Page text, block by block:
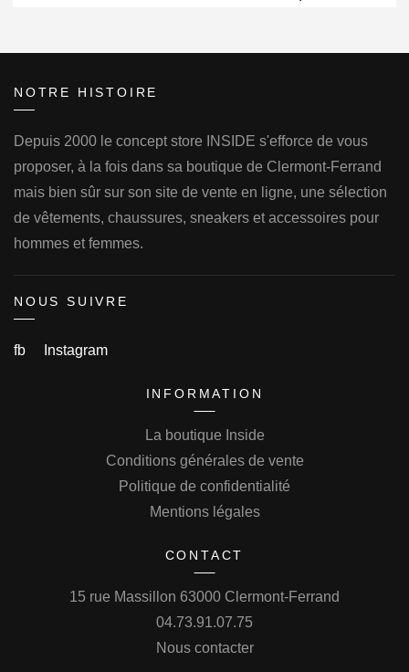
NOTRE HISTOIRE
Depuis 2000 le concept store INSIDE s'efforce de vous
proposer, à la fois dans sa boutique de Clermont-Ferrand
mais bien sûr sur son site de vente en ligne, une sélection
de vêtements, chaussures, sneakers et accessoires pour
hommes et femmes.
NOUS SUIVRE
fb Instagram
INFORMATION
La boutique Inside
Conditions générales de vente
Politique de confidentialité
Mentions légales
CONTACT
15 rue Massillon 63000 Clermont-Ferrand
04.73.91.07.75
Nous contacter